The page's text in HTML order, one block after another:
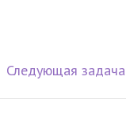
Следующая задача